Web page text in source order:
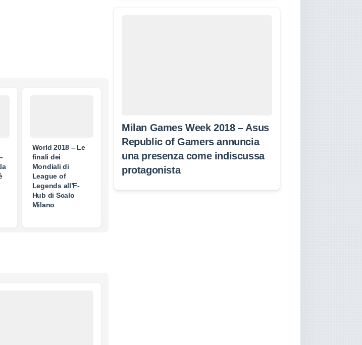
World 2018 – Le
finali dei
Mondiali di
League of
Legends all’F-
Hub di Scalo
Milano
Milan Games Week 2018 – Asus
Republic of Gamers annuncia
una presenza come indiscussa
protagonista